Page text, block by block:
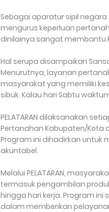
Sebagai aparatur sipil negara
mengurus keperluan
dinilainya sangat membantu
Hal serupa disampaikan
Menurutnya, layanan
masyarakat yang memiliki
sibuk. Kalau hari Sabtu
PELATARAN dilaksanakan
Pertanahan Kabupaten/Kota
Program ini dihadirkan untuk
akuntabel.
Melalui PELATARAN,
termasuk pengambilan
hingga hari kerja. Program ini
dalam memberikan